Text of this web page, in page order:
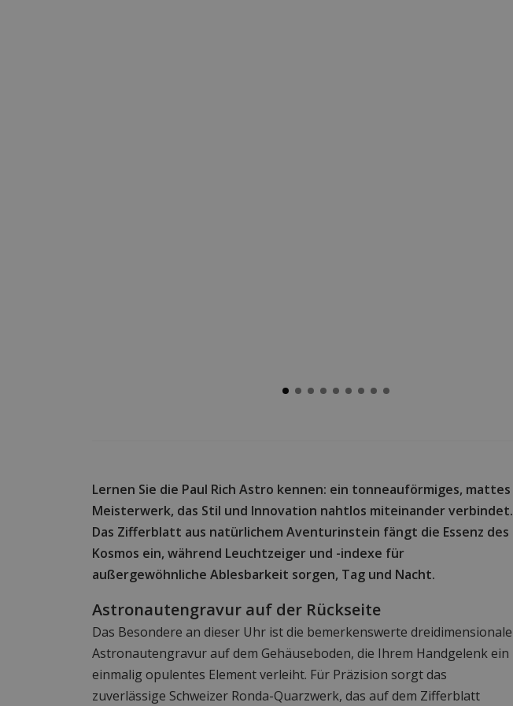
Lernen Sie die Paul Rich Astro kennen: ein tonneauförmiges, mattes
Meisterwerk, das Stil und Innovation nahtlos miteinander verbindet.
Das Zifferblatt aus natürlichem Aventurinstein fängt die Essenz des
Kosmos ein, während Leuchtzeiger und -indexe für
außergewöhnliche Ablesbarkeit sorgen, Tag und Nacht.
Astronautengravur auf der Rückseite
Das Besondere an dieser Uhr ist die bemerkenswerte dreidimensionale
Astronautengravur auf dem Gehäuseboden, die Ihrem Handgelenk ein
einmalig opulentes Element verleiht. Für Präzision sorgt das
zuverlässige Schweizer Ronda-Quarzwerk, das auf dem Zifferblatt